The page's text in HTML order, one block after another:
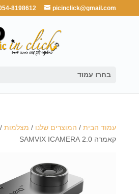
8198612 picinclick@gmail.com
בחרו עמוד
עמוד הבית/ המוצרים שלנו / מצלמות/
קאמרה 2.0 SAMVIX ICAMERA